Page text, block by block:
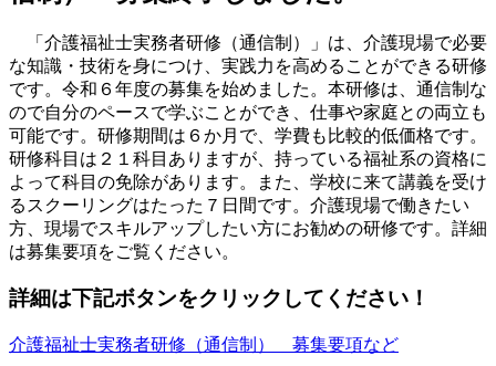
「介護福祉士実務者研修（通信制）」は、介護現場で必要
な知識・技術を身につけ、実践力を高めることができる研修
です。令和６年度の募集を始めました。本研修は、通信制な
ので自分のペースで学ぶことができ、仕事や家庭との両立も
可能です。研修期間は６か月で、学費も比較的低価格です。
研修科目は２１科目ありますが、持っている福祉系の資格に
よって科目の免除があります。また、学校に来て講義を受け
るスクーリングはたった７日間です。介護現場で働きたい
方、現場でスキルアップしたい方にお勧めの研修です。詳細
は募集要項をご覧ください。
詳細は下記ボタンをクリックしてください！
介護福祉士実務者研修（通信制） 募集要項など